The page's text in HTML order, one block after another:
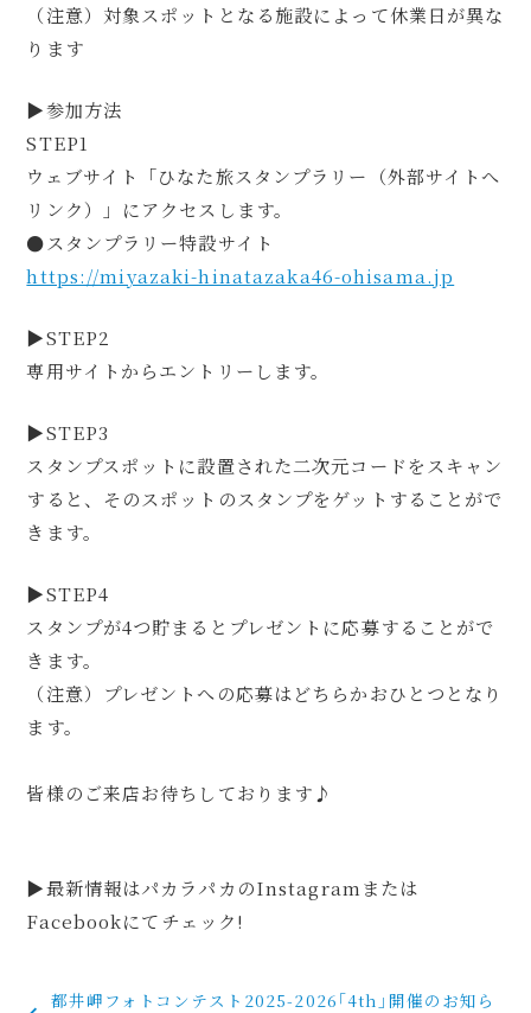
（注意）対象スポットとなる施設によって休業日が異な
ります
▶参加方法
STEP1
ウェブサイト「ひなた旅スタンプラリー（外部サイトへ
リンク）」にアクセスします。
●スタンプラリー特設サイト
https://miyazaki-hinatazaka46-ohisama.jp
▶STEP2
専用サイトからエントリーします。
▶STEP3
スタンプスポットに設置された二次元コードをスキャン
すると、そのスポットのスタンプをゲットすることがで
きます。
▶STEP4
スタンプが4つ貯まるとプレゼントに応募することがで
きます。
（注意）プレゼントへの応募はどちらかおひとつとなり
ます。
皆様のご来店お待ちしております♪
▶最新情報はパカラパカのInstagramまたは
Facebookにてチェック!
都井岬フォトコンテスト2025-2026｢4th｣開催のお知ら